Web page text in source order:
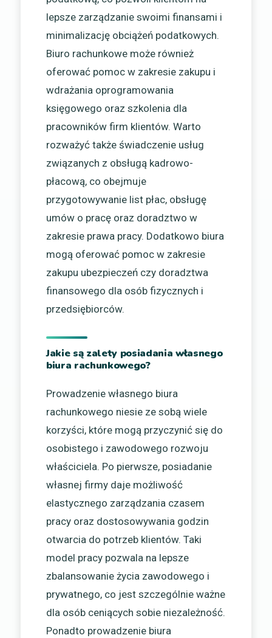
lepsze zarządzanie swoimi finansami i
minimalizację obciążeń podatkowych.
Biuro rachunkowe może również
oferować pomoc w zakresie zakupu i
wdrażania oprogramowania
księgowego oraz szkolenia dla
pracowników firm klientów. Warto
rozważyć także świadczenie usług
związanych z obsługą kadrowo-
płacową, co obejmuje
przygotowywanie list płac, obsługę
umów o pracę oraz doradztwo w
zakresie prawa pracy. Dodatkowo biura
mogą oferować pomoc w zakresie
zakupu ubezpieczeń czy doradztwa
finansowego dla osób fizycznych i
przedsiębiorców.
Jakie są zalety posiadania własnego
biura rachunkowego?
Prowadzenie własnego biura
rachunkowego niesie ze sobą wiele
korzyści, które mogą przyczynić się do
osobistego i zawodowego rozwoju
właściciela. Po pierwsze, posiadanie
własnej firmy daje możliwość
elastycznego zarządzania czasem
pracy oraz dostosowywania godzin
otwarcia do potrzeb klientów. Taki
model pracy pozwala na lepsze
zbalansowanie życia zawodowego i
prywatnego, co jest szczególnie ważne
dla osób ceniących sobie niezależność.
Ponadto prowadzenie biura